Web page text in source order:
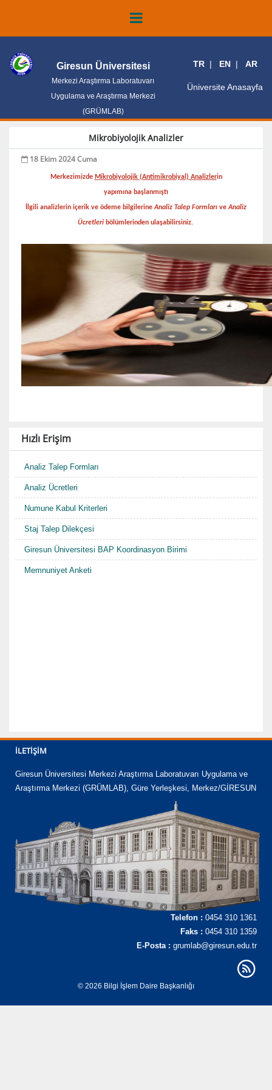
Giresun Üniversitesi
Merkezi Araştırma Laboratuvarı
Uygulama ve Araştırma Merkezi
(GRÜMLAB)
TR EN AR
Üniversite Anasayfa
Mikrobiyolojik Analizler
18 Ekim 2024 Cuma
Merkezimizde Mikrobiyolojik (Antimikrobiyal) Analizlerin
yapımına başlanmıştı
İlgili analizlerin içerik ve ödeme bilgilerineAnaliz Talep Formları veAnaliz
Ücretleribölümlerinden ulaşabilirsiniz.
Hızlı Erişim
Analiz Talep Formları
Analiz Ücretleri
Numune Kabul Kriterleri
Staj Talep Dilekçesi
Giresun Üniversitesi BAP Koordinasyon Birimi
Memnuniyet Anketi
İLETIŞIM
Giresun Üniversitesi Merkezi Araştırma Laboratuvarı Uygulama ve
Araştırma Merkezi (GRÜMLAB), Güre Yerleşkesi, Merkez/GİRESUN
Telefon : 0454 310 1361
Faks : 0454 310 1359
E-Posta : grumlab@giresun.edu.tr
© 2026 Bilgi İşlem Daire Başkanlığı